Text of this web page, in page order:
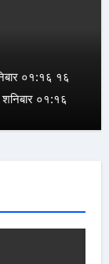
०१:१६ १६
०१:१६